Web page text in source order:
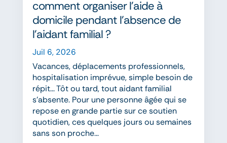
comment organiser l’aide à
domicile pendant l’absence de
l’aidant familial ?
Juil 6, 2026
Vacances, déplacements professionnels,
hospitalisation imprévue, simple besoin de
répit... Tôt ou tard, tout aidant familial
s'absente. Pour une personne âgée qui se
repose en grande partie sur ce soutien
quotidien, ces quelques jours ou semaines
sans son proche...